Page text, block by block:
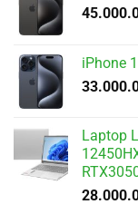
iPhone
Laptop